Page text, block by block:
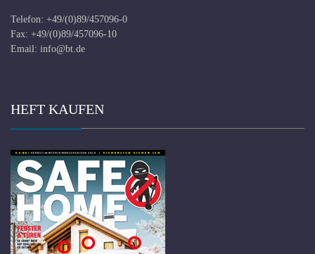
Telefon: +49/(0)89/457096-0
Fax: +49/(0)89/457096-10
Email: info@bt.de
HEFT KAUFEN